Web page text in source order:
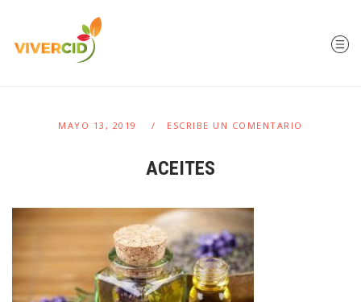
MAYO 13, 2019 ESCRIBE UN COMENTARIO
ACEITES